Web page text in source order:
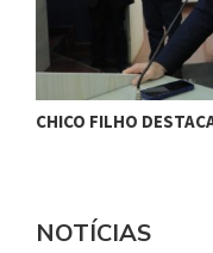
CHICO FILHO
NOTÍCIAS